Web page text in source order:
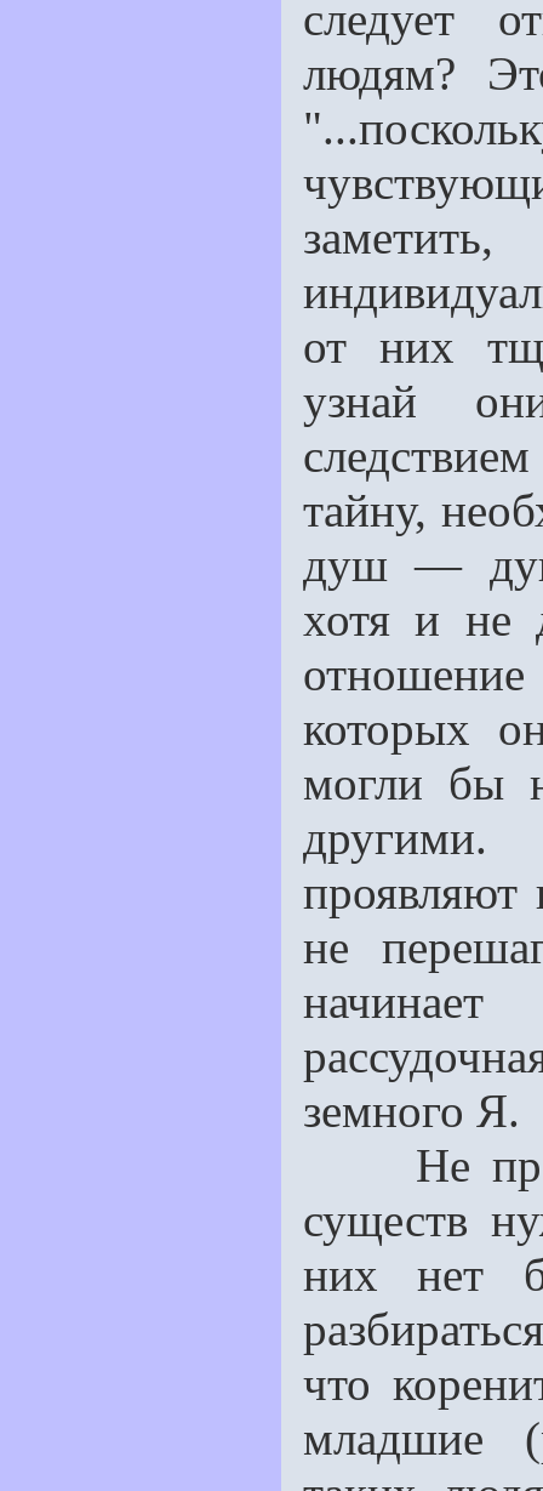
следует
людям?
от них
узнай
тайну,
душ —
хотя и не
которых
могли бы
проявляют
не
земного Я.
Не прав,
существ
них нет
что
младшие